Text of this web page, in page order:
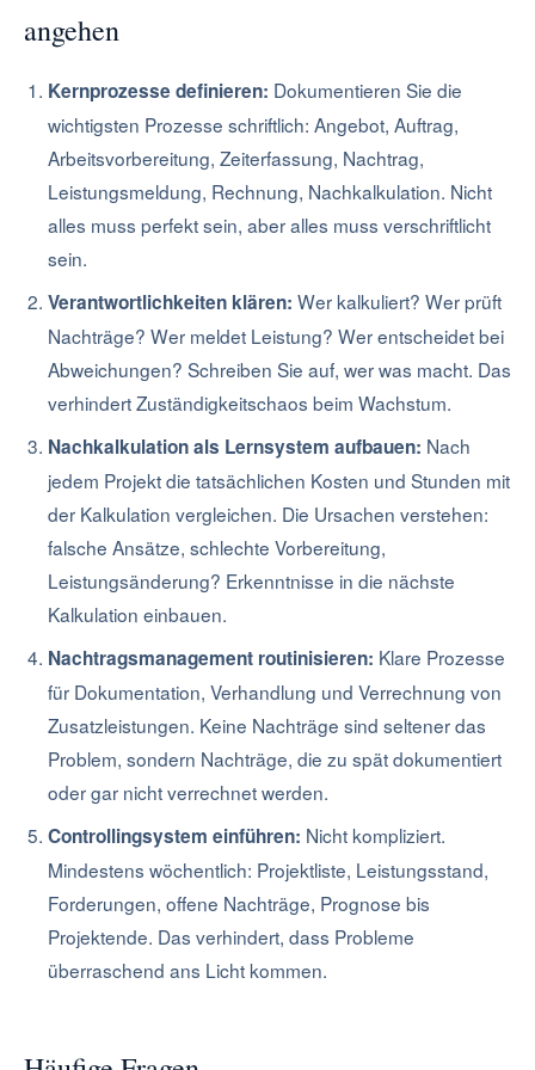
angehen
Kernprozesse definieren: Dokumentieren Sie die
wichtigsten Prozesse schriftlich: Angebot, Auftrag,
Arbeitsvorbereitung, Zeiterfassung, Nachtrag,
Leistungsmeldung, Rechnung, Nachkalkulation. Nicht
alles muss perfekt sein, aber alles muss verschriftlicht
sein.
Verantwortlichkeiten klären: Wer kalkuliert? Wer prüft
Nachträge? Wer meldet Leistung? Wer entscheidet bei
Abweichungen? Schreiben Sie auf, wer was macht. Das
verhindert Zuständigkeitschaos beim Wachstum.
Nachkalkulation als Lernsystem aufbauen: Nach
jedem Projekt die tatsächlichen Kosten und Stunden mit
der Kalkulation vergleichen. Die Ursachen verstehen:
falsche Ansätze, schlechte Vorbereitung,
Leistungsänderung? Erkenntnisse in die nächste
Kalkulation einbauen.
Nachtragsmanagement routinisieren: Klare Prozesse
für Dokumentation, Verhandlung und Verrechnung von
Zusatzleistungen. Keine Nachträge sind seltener das
Problem, sondern Nachträge, die zu spät dokumentiert
oder gar nicht verrechnet werden.
Controllingsystem einführen: Nicht kompliziert.
Mindestens wöchentlich: Projektliste, Leistungsstand,
Forderungen, offene Nachträge, Prognose bis
Projektende. Das verhindert, dass Probleme
überraschend ans Licht kommen.